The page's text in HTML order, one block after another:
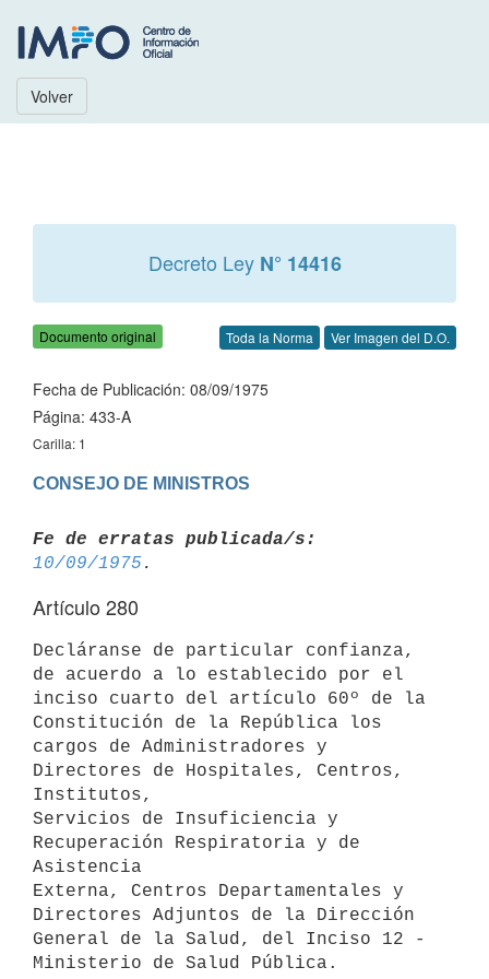
Volver
Decreto Ley N° 14416
Documento original Toda la Norma Ver Imagen del D.O.
Fecha de Publicación: 08/09/1975
Página: 433-A
Carilla: 1
CONSEJO DE MINISTROS
Fe de erratas publicada/s:
10/09/1975
Artículo 280
Decláranse de particular confianza,
de acuerdo a lo establecido por el
inciso cuarto del artículo 60º de la
Constitución de la República los
cargos de Administradores y
Directores de Hospitales, Centros,
Institutos,
Servicios de Insuficiencia y
Recuperación Respiratoria y de
Asistencia
Externa, Centros Departamentales y
Directores Adjuntos de la Dirección
General de la Salud, del Inciso 12 -
Ministerio de Salud Pública.